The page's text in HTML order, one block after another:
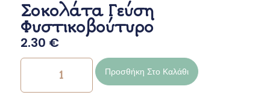
Σοκολάτα Γεύση
Φυστικοβούτυρο
2.30 €
Προσθήκη Στο Καλάθι